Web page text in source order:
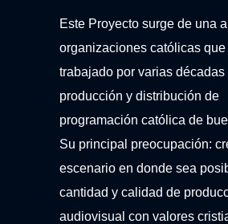
Este Proyecto surge de una
organizaciones católicas que
trabajado por varias décadas
producción y distribución de
programación católica de
Su principal preocupación:
escenario en donde sea
cantidad y calidad de
audiovisual con valores